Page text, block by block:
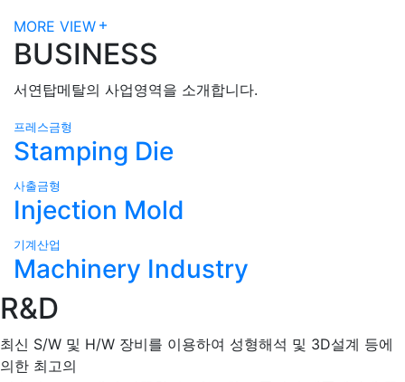
MORE VIEW
BUSINESS
서연탑메탈의 사업영역을 소개합니다.
프레스금형
Stamping Die
사출금형
Injection Mold
기계산업
Machinery Industry
R&D
최신 S/W 및 H/W 장비를 이용하여 성형해석 및 3D설계 등에
의한 최고의